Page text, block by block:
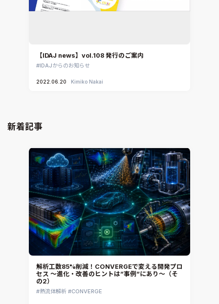
【IDAJ news】vol.108 発行のご案内
IDAJからのお知らせ
2022.06.20 Kimiko Nakai
新着記事
解析工数85%削減！CONVERGEで変える開発プロ
セス ～進化・改善のヒントは”事例”にあり～（そ
の2）
熱流体解析 CONVERGE